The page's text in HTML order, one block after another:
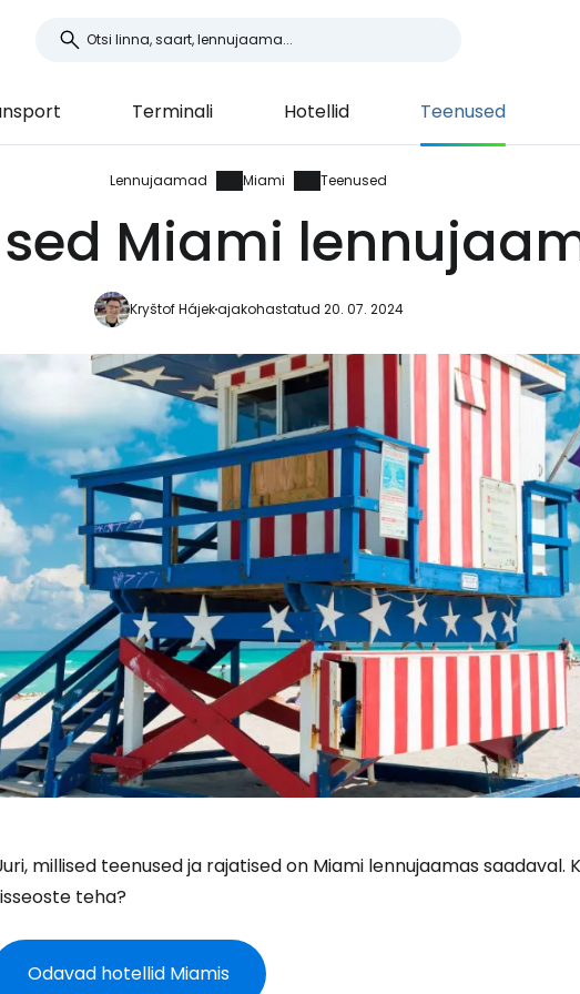
Terminali Hotellid Teenused
Lennujaamad Miami Teenused
Miami
Kryštof Hájekajakohastatud 20. 07. 2024
millised teenused ja rajatised on Miami lennujaamas saadaval.
teha?
Odavad hotellid Miamis